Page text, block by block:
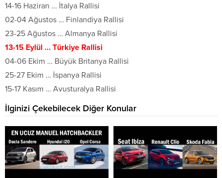
14-16 Haziran … İtalya Rallisi
02-04 Ağustos … Finlandiya Rallisi
23-25 Ağustos … Almanya Rallisi
13-15 Eylül … Türkiye Rallisi
04-06 Ekim … Büyük Britanya Rallisi
25-27 Ekim … İspanya Rallisi
15-17 Kasım … Avusturalya Rallisi
İlginizi Çekebilecek Diğer Konular